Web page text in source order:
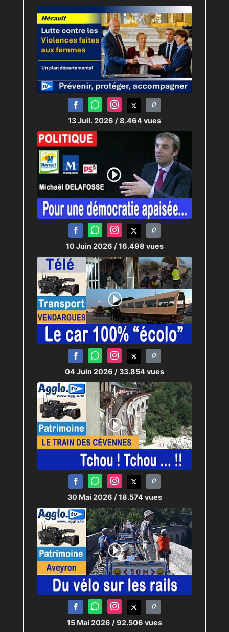
13 Juil. 2026 / 8.464 vues
10 Juin 2026 / 16.498 vues
04 Juin 2026 / 33.854 vues
30 Mai 2026 / 18.574 vues
15 Mai 2026 / 92.506 vues